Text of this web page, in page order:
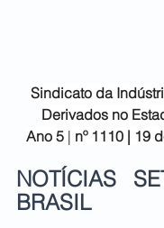
Sindicato da
Derivados no
Ano 5 | nº 1110 | 19
NOTÍCIAS
BRASIL